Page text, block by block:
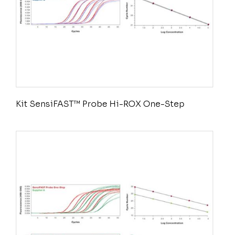
Kit SensiFAST™ Probe Hi-ROX One-Step